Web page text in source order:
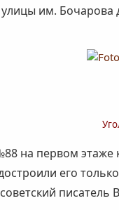
улицы им.
на первом этаже
его